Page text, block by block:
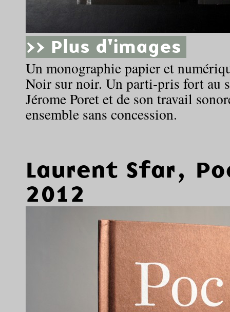
>> Plus d'images
Un monographie papier et
Noir sur noir. Un parti-pris fort au
Jérome Poret et de son travail
ensemble sans concession.
Laurent Sfar,
2012